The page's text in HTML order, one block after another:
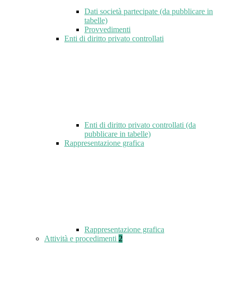
Dati società partecipate (da pubblicare in
tabelle)
Provvedimenti
Enti di diritto privato controllati
Enti di diritto privato controllati (da
pubblicare in tabelle)
Rappresentazione grafica
Rappresentazione grafica
Attività e procedimenti 2